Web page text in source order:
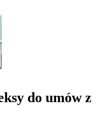
do umów z